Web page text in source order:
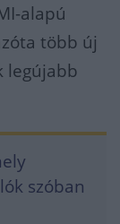
alapú
több új
legújabb
szóban